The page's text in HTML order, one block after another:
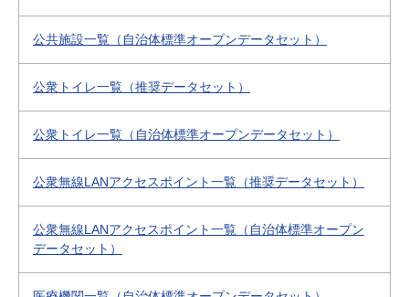
公共施設一覧（自治体標準オープンデータセット）
公衆トイレ一覧（推奨データセット）
公衆トイレ一覧（自治体標準オープンデータセット）
公衆無線LANアクセスポイント一覧（推奨データセット）
公衆無線LANアクセスポイント一覧（自治体標準オープン
データセット）